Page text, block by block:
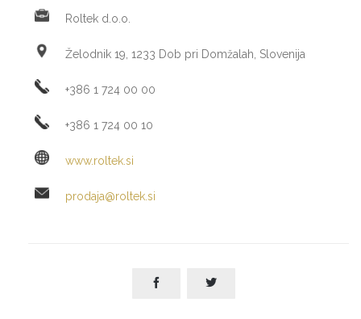
Roltek d.o.o.
Želodnik 19, 1233 Dob pri Domžalah, Slovenija
+386 1 724 00 00
+386 1 724 00 10
www.roltek.si
prodaja@roltek.si
 